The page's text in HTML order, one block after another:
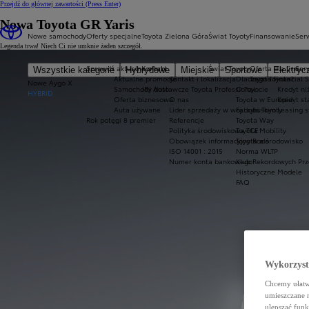
Przejdź do głównej zawartości (Press Enter)
Nowe samochody
Wszystkie kategorie Hybrydowe Miejskie Sportowe
Nowe Aygo X
HYBRID
Oferty specjalne
Sprawdź aktualne oferty
Aktualne promocje
Samochody dostawcze Toyota Professional
Oferta biznesowa
Auta używane
Rok potęgi 8 premier
Toyota Zielona Góra
Kontakt
Kontakt i lokalizacja
JPJ Auto
O nas
Lider sprzedaży w woj. lubuskim
Referencje
Polityka środowiskowa TCE
Obowiązek informacyjny Rodo
ISO 14001 : 2015
Numer konta bankowego
Świat Toyoty
Świat Toyoty
Dlaczego Toyota?
O Toyocie
Toyota w Europie
Fabryki Toyoty
Toyota Way
Toyota Mobility
Toyota a środowisko
Norma WLTP
Klub Rekordowych
Historyczne Modele
FAQ
Finansowanie
Oferta dla firm
Toyota Financial
Kredyt
Kredyt
Leasing
Nowa Toyota GR Yaris
Legenda trwa! Niech Ci nie umknie żaden szczegół.
Chcemy
ulepszać